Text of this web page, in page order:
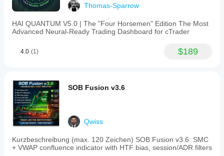
Thomas-Sparrow
HAI QUANTUM V5.0 | The "Four Horsemen" Edition The Most
Advanced Neural-Ready Trading Dashboard for cTrader
4.0 (1) $189
SOB Fusion v3.6
Qwiss
Kurzbeschreibung (max. 120 Zeichen) SOB Fusion v3.6: SMC
+ VWAP confluence indicator with HTF bias, session/ADR filters